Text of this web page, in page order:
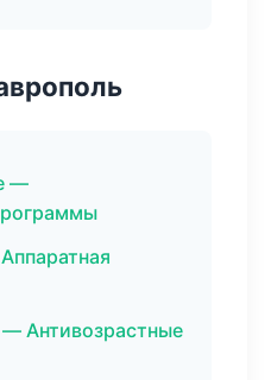
—
Антивозрастные